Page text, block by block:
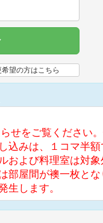
望の方はこちら
せをご覧ください
込みは、１コマ半額
および料理室は対象
部屋間が襖一枚とな
生します。